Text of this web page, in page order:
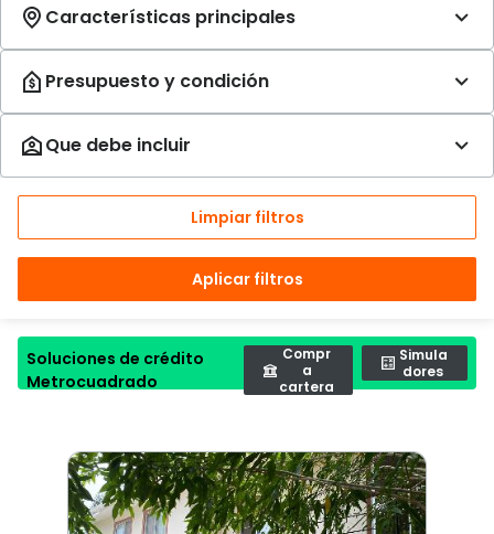
Limpiar filtros
Aplicar filtros
Soluciones de crédito
Metrocuadrado
Compr
a
cartera
Simula
dores